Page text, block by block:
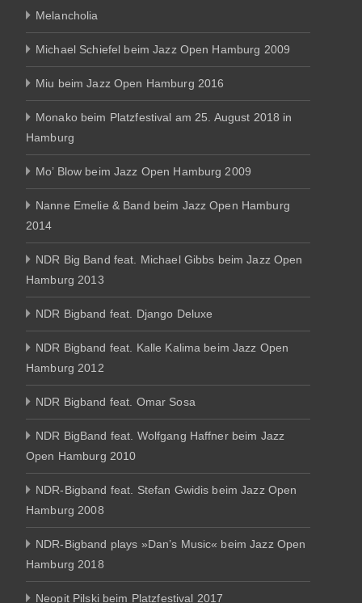
Melancholia
Michael Schiefel beim Jazz Open Hamburg 2009
Miu beim Jazz Open Hamburg 2016
Monako beim Platzfestival am 25. August 2018 in
Hamburg
Mo’ Blow beim Jazz Open Hamburg 2009
Nanne Emelie & Band beim Jazz Open Hamburg
2014
NDR Big Band feat. Michael Gibbs beim Jazz Open
Hamburg 2013
NDR Bigband feat. Django Deluxe
NDR Bigband feat. Kalle Kalima beim Jazz Open
Hamburg 2012
NDR Bigband feat. Omar Sosa
NDR BigBand feat. Wolfgang Haffner beim Jazz
Open Hamburg 2010
NDR-Bigband feat. Stefan Gwidis beim Jazz Open
Hamburg 2008
NDR-Bigband plays »Dan’s Music« beim Jazz Open
Hamburg 2018
Neopit Pilski beim Platzfestival 2017